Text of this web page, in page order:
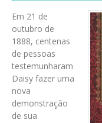
Em 21 de
outubro de
1888, centenas
de pessoas
testemunharam
Daisy fazer uma
nova
demonstração
de sua